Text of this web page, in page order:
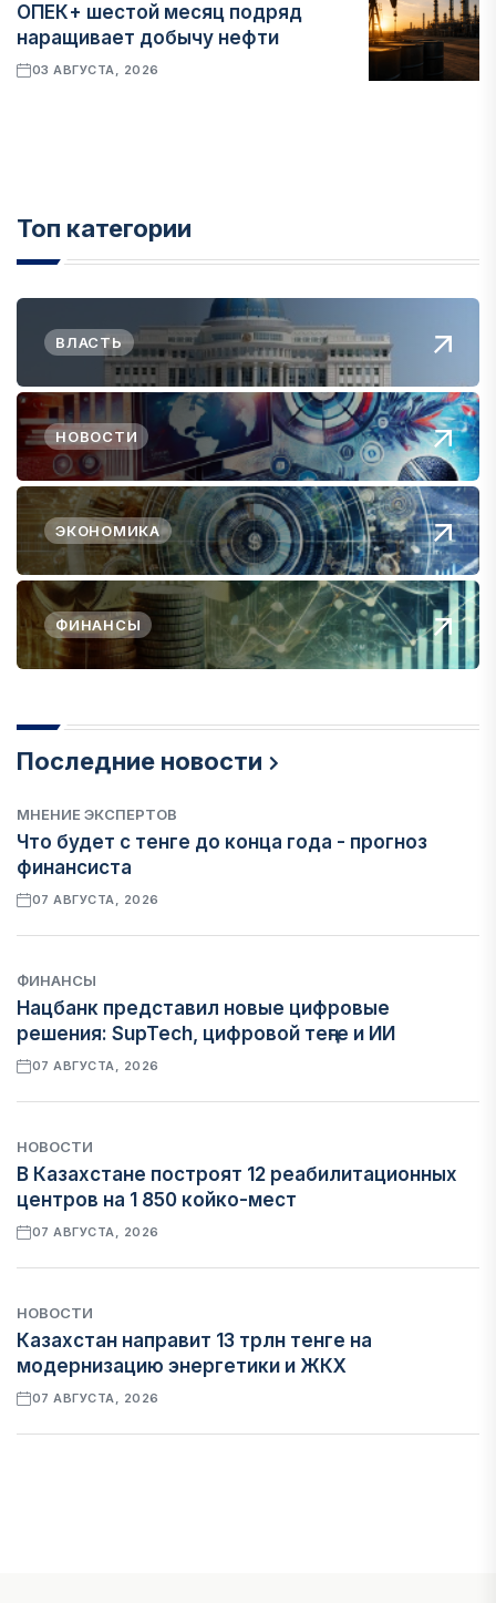
ОПЕК+ шестой месяц подряд
наращивает добычу нефти
03 АВГУСТА, 2026
Топ категории
ВЛАСТЬ
НОВОСТИ
ЭКОНОМИКА
ФИНАНСЫ
Последние новости
МНЕНИЕ ЭКСПЕРТОВ
Что будет с тенге до конца года - прогноз
финансиста
07 АВГУСТА, 2026
ФИНАНСЫ
Нацбанк представил новые цифровые
решения: SupTech, цифровой теңге и ИИ
07 АВГУСТА, 2026
НОВОСТИ
В Казахстане построят 12 реабилитационных
центров на 1 850 койко-мест
07 АВГУСТА, 2026
НОВОСТИ
Казахстан направит 13 трлн тенге на
модернизацию энергетики и ЖКХ
07 АВГУСТА, 2026